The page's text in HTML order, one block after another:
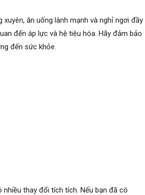
ăn uống lành mạnh và nghỉ ngơi đầy
đến áp lực và hệ tiêu hóa. Hãy đảm bảo
đến sức khỏe.
nhiều thay đổi tích tích. Nếu bạn đã có